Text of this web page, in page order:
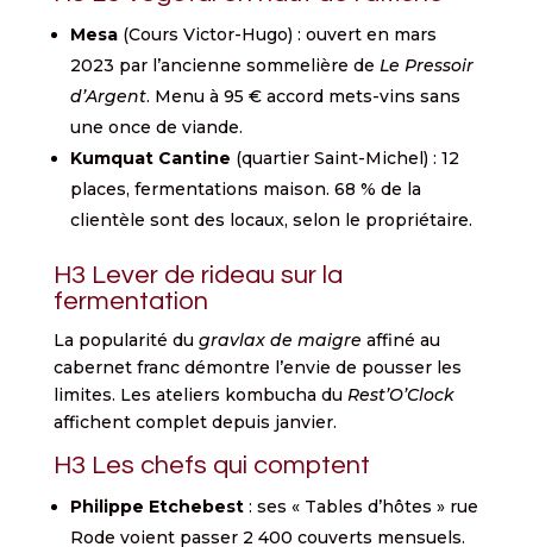
Mesa(Cours Victor-Hugo) : ouvert en mars
2023 par l’ancienne sommelière de Le Pressoir
d’Argent. Menu à 95 € accord mets-vins sans
une once de viande.
Kumquat Cantine (quartier Saint-Michel) : 12
places, fermentations maison. 68 % de la
clientèle sont des locaux, selon le propriétaire.
H3 Lever de rideau sur la
fermentation
La popularité du gravlax de maigre affiné au
cabernet franc démontre l’envie de pousser les
limites. Les ateliers kombucha du Rest’O’Clock
affichent complet depuis janvier.
H3 Les chefs qui comptent
Philippe Etchebest: ses « Tables d’hôtes » rue
Rode voient passer 2 400 couverts mensuels.